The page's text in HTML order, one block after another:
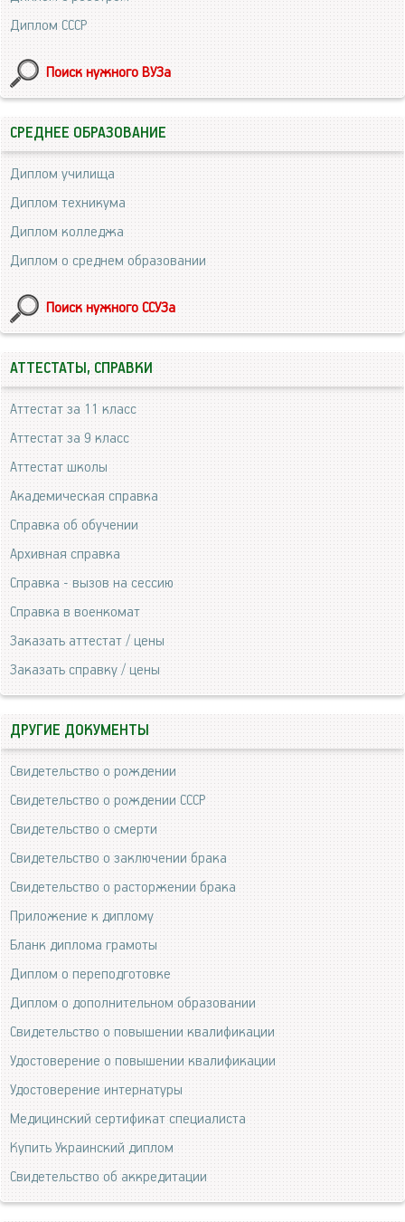
Диплом СССР
Поиск нужного ВУЗа
СРЕДНЕЕ ОБРАЗОВАНИЕ
Диплом училища
Диплом техникума
Диплом колледжа
Диплом о среднем образовании
Поиск нужного ССУЗа
АТТЕСТАТЫ, СПРАВКИ
Аттестат за 11 класс
Аттестат за 9 класс
Аттестат школы
Академическая справка
Справка об обучении
Архивная справка
Справка - вызов на сессию
Справка в военкомат
Заказать аттестат / цены
Заказать справку / цены
ДРУГИЕ ДОКУМЕНТЫ
Свидетельство о рождении
Свидетельство о рождении СССР
Свидетельство о смерти
Свидетельство о заключении брака
Свидетельство о расторжении брака
Приложение к диплому
Бланк диплома грамоты
Диплом о переподготовке
Диплом о дополнительном образовании
Свидетельство о повышении квалификации
Удостоверение о повышении квалификации
Удостоверение интернатуры
Медицинский сертификат специалиста
Купить Украинский диплом
Свидетельство об аккредитации